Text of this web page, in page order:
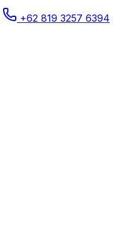
+62 819 3257 6394